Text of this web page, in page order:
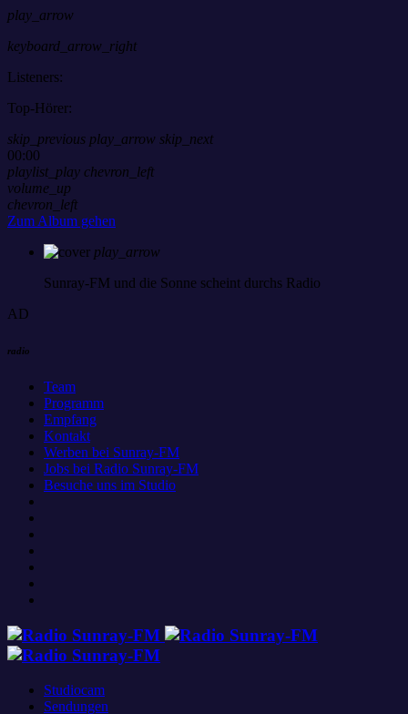
play_arrow
keyboard_arrow_right
Listeners:
Top-Hörer:
skip_previous play_arrow skip_next
00:00
playlist_play chevron_left
volume_up
chevron_left
Zum Album gehen
play_arrow
Sunray-FM und die Sonne scheint durchs Radio
AD
radio
Team
Programm
Empfang
Kontakt
Werben bei Sunray-FM
Jobs bei Radio Sunray-FM
Besuche uns im Studio
Studiocam
Sendungen